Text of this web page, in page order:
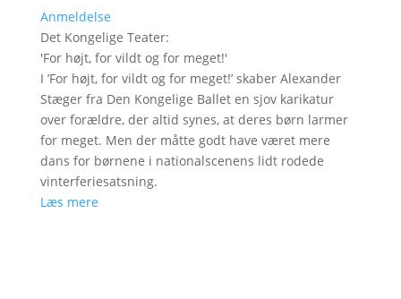
Anmeldelse
Det Kongelige Teater:
'For højt, for vildt og for meget!'
I ’For højt, for vildt og for meget!’ skaber Alexander
Stæger fra Den Kongelige Ballet en sjov karikatur
over forældre, der altid synes, at deres børn larmer
for meget. Men der måtte godt have været mere
dans for børnene i nationalscenens lidt rodede
vinterferiesatsning.
Læs mere